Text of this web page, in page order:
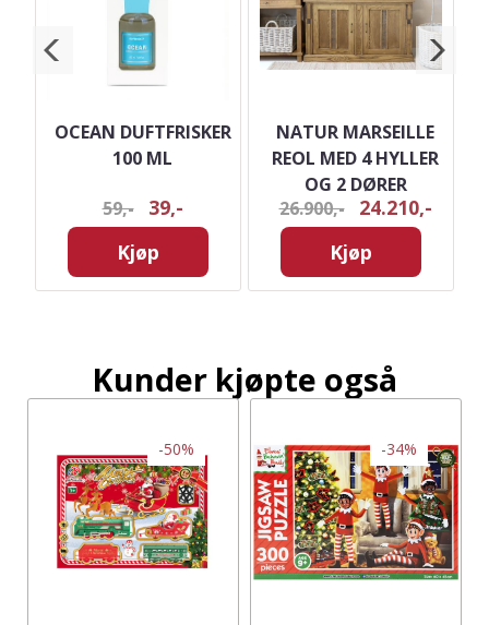
OCEAN DUFTFRISKER
100 ML
59,-
39,-
Kjøp
NATUR MARSEILLE
REOL MED 4 HYLLER
OG 2 DØRER
26.900,-
24.210,-
Kjøp
Kunder kjøpte også
-50% -34%